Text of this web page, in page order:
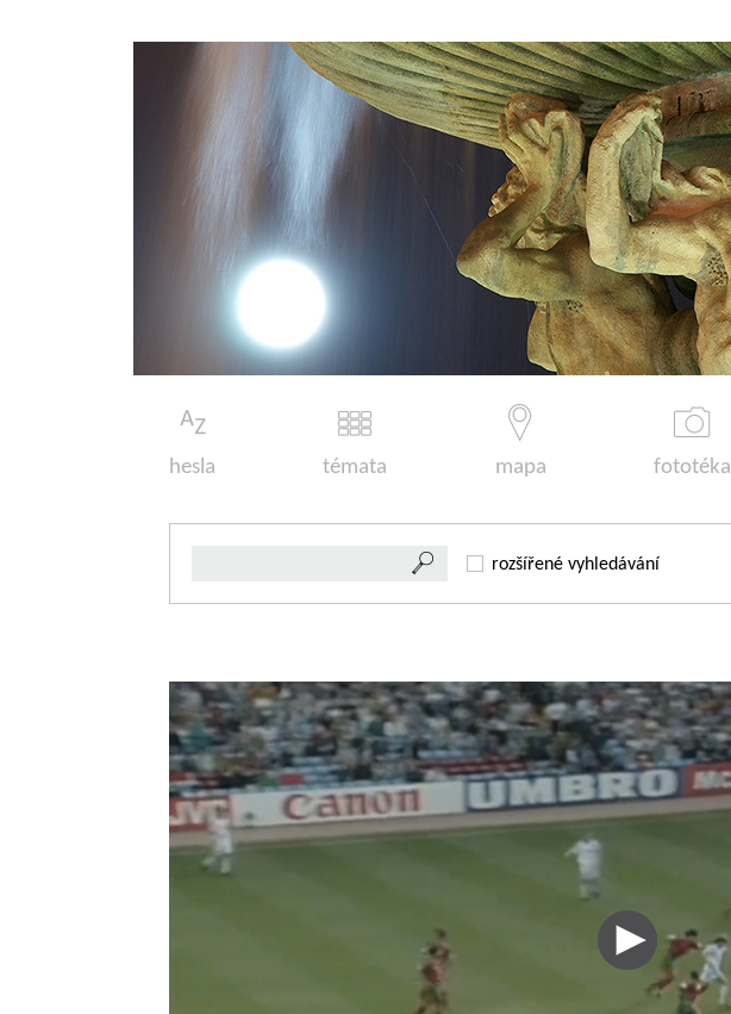
hesla témata mapa fototéka
rozšířené vyhledávání